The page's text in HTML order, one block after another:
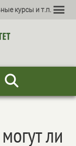
курсы и т.п.
ли